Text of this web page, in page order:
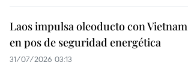
Laos impulsa oleoducto con Vietnam
en pos de seguridad energética
31/07/2026 03:13